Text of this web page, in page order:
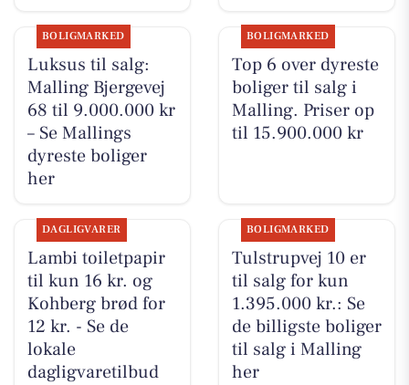
BOLIGMARKED
Luksus til salg:
Malling Bjergevej
68 til 9.000.000 kr
– Se Mallings
dyreste boliger
her
BOLIGMARKED
Top 6 over dyreste
boliger til salg i
Malling. Priser op
til 15.900.000 kr
DAGLIGVARER
Lambi toiletpapir
til kun 16 kr. og
Kohberg brød for
12 kr. - Se de
lokale
dagligvaretilbud
BOLIGMARKED
Tulstrupvej 10 er
til salg for kun
1.395.000 kr.: Se
de billigste boliger
til salg i Malling
her